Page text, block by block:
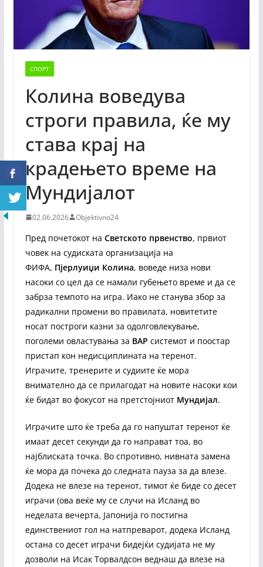
СПОРТ
Колина воведува
строги правила, ќе му
става крај на
крадењето време на
Мундијалот
02.06.2026 Objektivno24
Пред почетокот на Светското првенство, првиот
човек на судиската организација на
ФИФА, Пјерлуиџи Колина, воведе низа нови
насоки со цел да се намали губењето време и да се
забрза темпото на игра. Иако не станува збор за
радикални промени во правилата, новитетите
носат построги казни за одолговлекување,
поголеми овластувања за ВАР системот и поостар
пристап кон недисциплината на теренот.
Играчите, тренерите и судиите ќе мора
внимателно да се прилагодат на новите насоки кои
ќе бидат во фокусот на претстојниот Мундијал.
Играчите што ќе треба да го напуштат теренот ќе
имаат десет секунди да го направат тоа, во
најблиската точка. Во спротивно, нивната замена
ќе мора да почека до следната пауза за да влезе.
Додека не влезе на теренот, тимот ќе биде со десет
играчи (ова веќе му се случи на Исланд во
неделата вечерта, Јапонија го постигна
единствениот гол на натпреварот, додека Исланд
остана со десет играчи бидејќи судијата не му
дозволи на Исак Торвалдсон веднаш да влезе на